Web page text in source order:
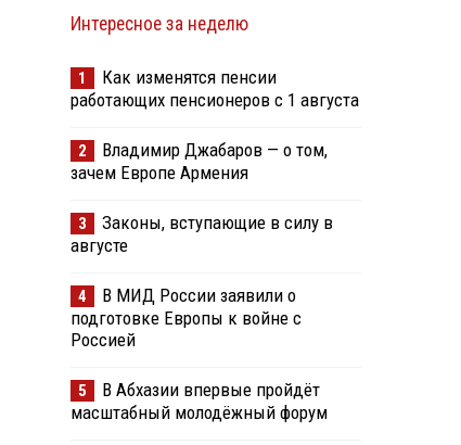
Интересное за неделю
1
Как изменятся пенсии
работающих пенсионеров с 1 августа
2
Владимир Джабаров — о том,
зачем Европе Армения
3
Законы, вступающие в силу в
августе
4
В МИД России заявили о
подготовке Европы к войне с
Россией
5
В Абхазии впервые пройдёт
масштабный молодёжный форум